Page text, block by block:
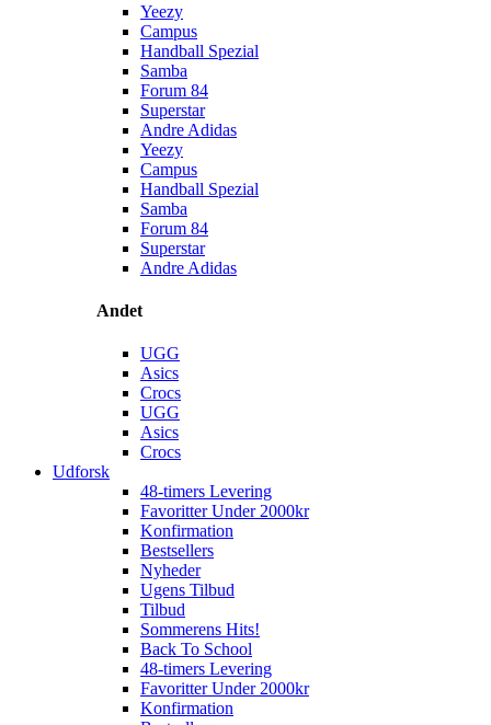
Yeezy
Campus
Handball Spezial
Samba
Forum 84
Superstar
Andre Adidas
Yeezy
Campus
Handball Spezial
Samba
Forum 84
Superstar
Andre Adidas
Andet
UGG
Asics
Crocs
UGG
Asics
Crocs
Udforsk
48-timers Levering
Favoritter Under 2000kr
Konfirmation
Bestsellers
Nyheder
Ugens Tilbud
Tilbud
Sommerens Hits!
Back To School
48-timers Levering
Favoritter Under 2000kr
Konfirmation